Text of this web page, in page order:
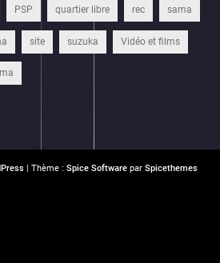
PSP quartier libre rec sama
site suzuka Vidéo et films
| Thème : Spice Softwarepar Spicethemes